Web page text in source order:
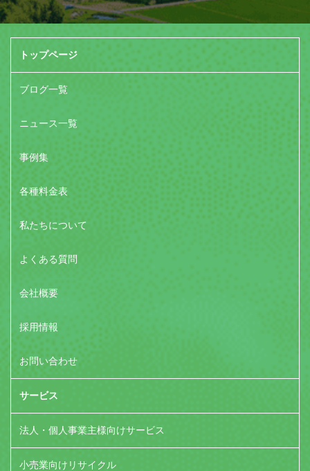
トップページ
ブログ一覧
ニュース一覧
事例集
各種料金表
私たちについて
よくある質問
会社概要
採用情報
お問い合わせ
サービス
法人・個人事業主様向けサービス
小売業向けリサイクル